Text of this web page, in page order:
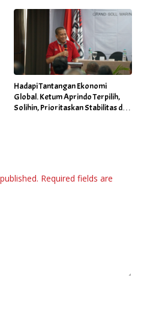
Hadapi Tantangan Ekonomi
Global. Ketum Aprindo Terpilih,
Solihin, Prioritaskan Stabilitas dan
Required fields are